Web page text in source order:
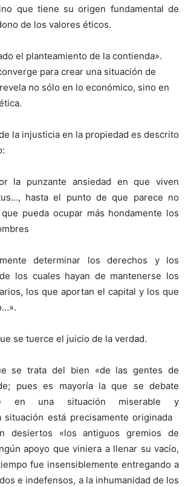
que tiene su origen fundamental de
de los valores éticos.
el planteamiento de la contienda».
para crear una situación de
no sólo en lo económico, sino en
la injusticia en la propiedad es descrito
la punzante ansiedad en que viven
hasta el punto de que parece no
pueda ocupar más hondamente los
determinar los derechos y los
los cuales hayan de mantenerse los
los que aportan el capital y los que
se tuerce el juicio de la verdad.
se trata del bien «de las gentes de
pues es mayoría la que se debate
en una situación miserable y
situación está precisamente originada
desiertos «los antiguos gremios de
apoyo que viniera a llenar su vacío,
fue insensiblemente entregando a
e indefensos, a la inhumanidad de los